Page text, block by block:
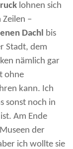
lohnen sich
–
Dachl bis
Stadt, dem
nämlich gar
ohne
kann. Ich
sonst noch in
Am Ende
der
ich wollte sie